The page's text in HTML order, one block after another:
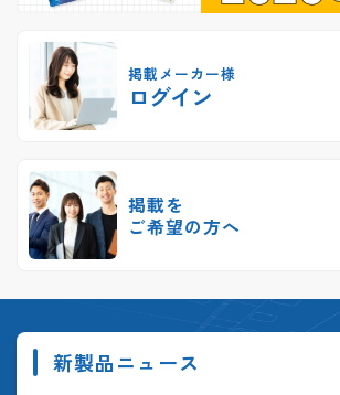
掲載メーカー様
ログイン
掲載を
ご希望の方へ
新製品ニュース